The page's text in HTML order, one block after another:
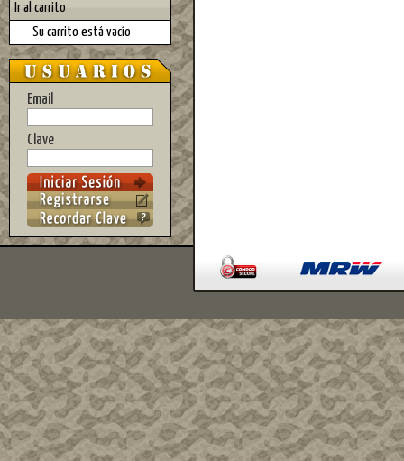
Ir al carrito
Su carrito está vacío
Email
Clave